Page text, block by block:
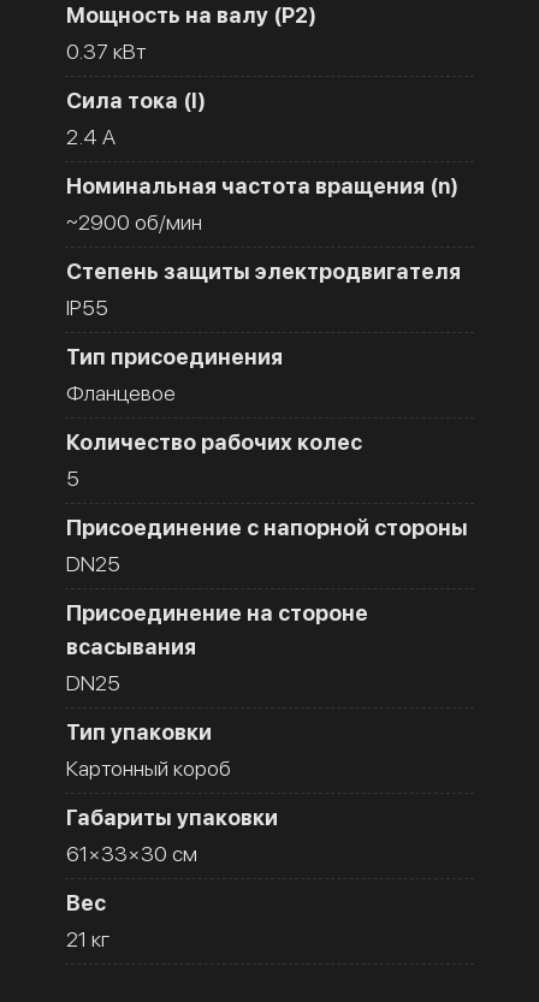
Мощность на валу (Р2)
0.37 кВт
Сила тока (I)
2.4 A
Номинальная частота вращения (n)
~2900 об/мин
Степень защиты электродвигателя
IP55
Тип присоединения
Фланцевое
Количество рабочих колес
5
Присоединение с напорной стороны
DN25
Присоединение на стороне
всасывания
DN25
Тип упаковки
Картонный короб
Габариты упаковки
61×33×30 см
Вес
21 кг